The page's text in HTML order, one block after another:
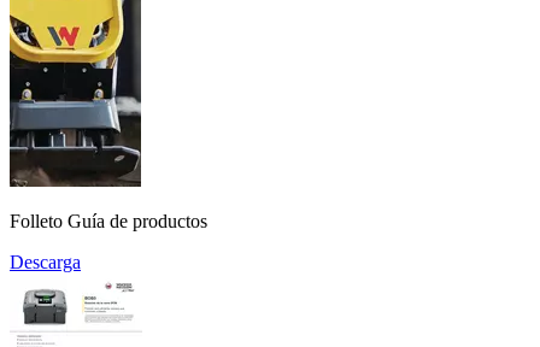
Folleto Guía de productos
Descarga